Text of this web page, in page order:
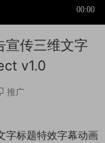
传三维文字
v1.0
推广
字标题特效字幕动画